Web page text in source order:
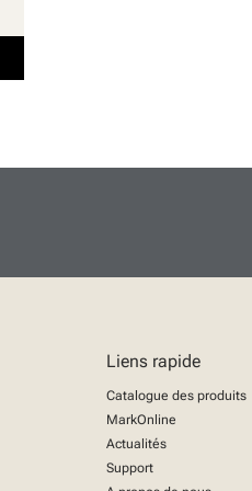
Liens rapide
Catalogue des produits
MarkOnline
Actualités
Support